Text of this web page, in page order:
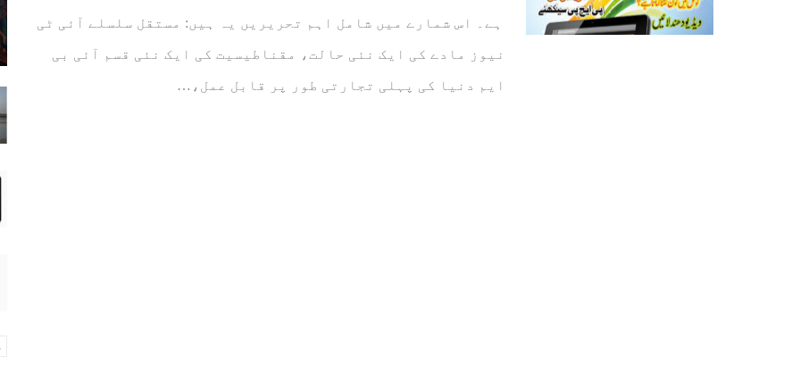
ہے۔ اس شمارے میں شامل اہم تحریریں یہ ہیں: مستقل سلسلے آئی ٹی
نیوز مادے کی ایک نئی حالت، مقناطیسیت کی ایک نئی قسم آئی بی
ایم دنیا کی پہلی تجارتی طور پر قابل عمل،…